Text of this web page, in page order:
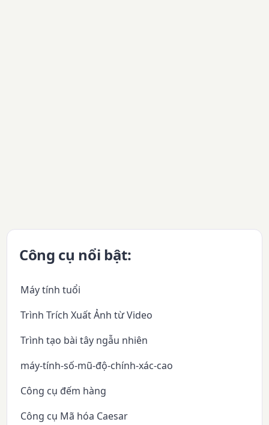
Công cụ nổi bật:
Máy tính tuổi
Trình Trích Xuất Ảnh từ Video
Trình tạo bài tây ngẫu nhiên
máy-tính-số-mũ-độ-chính-xác-cao
Công cụ đếm hàng
Công cụ Mã hóa Caesar